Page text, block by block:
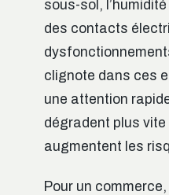
sous-sol,
des contacts
clignote dans ces
une attention
dégradent plus
augmentent les
Pour un